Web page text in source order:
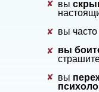
вы
вы часто
вы
вы
✘
✘
✘
✘